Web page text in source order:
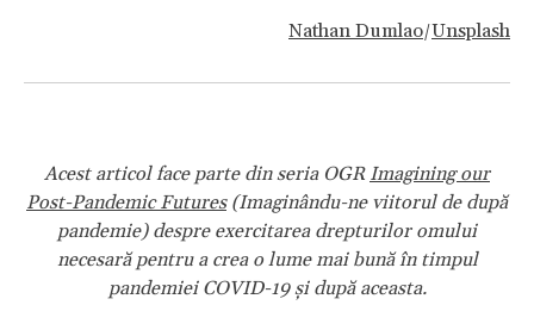
Nathan Dumlao/Unsplash
Acest articol face parte din seria OGR Imagining our
Post-Pandemic Futures (Imaginându-ne viitorul de după
pandemie) despre exercitarea drepturilor omului
necesară pentru a crea o lume mai bună în timpul
pandemiei COVID-19 și după aceasta.